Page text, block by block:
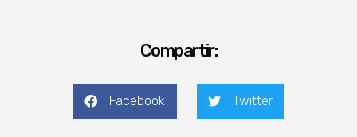
Compartir:
Facebook Twitter